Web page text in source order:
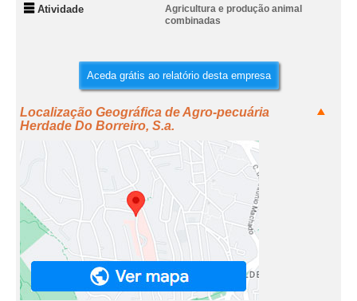
Atividade
Agricultura e produção animal
combinadas
Aceda grátis ao relatório desta empresa
Localização Geográfica de Agro-pecuária
Herdade Do Borreiro, S.a.